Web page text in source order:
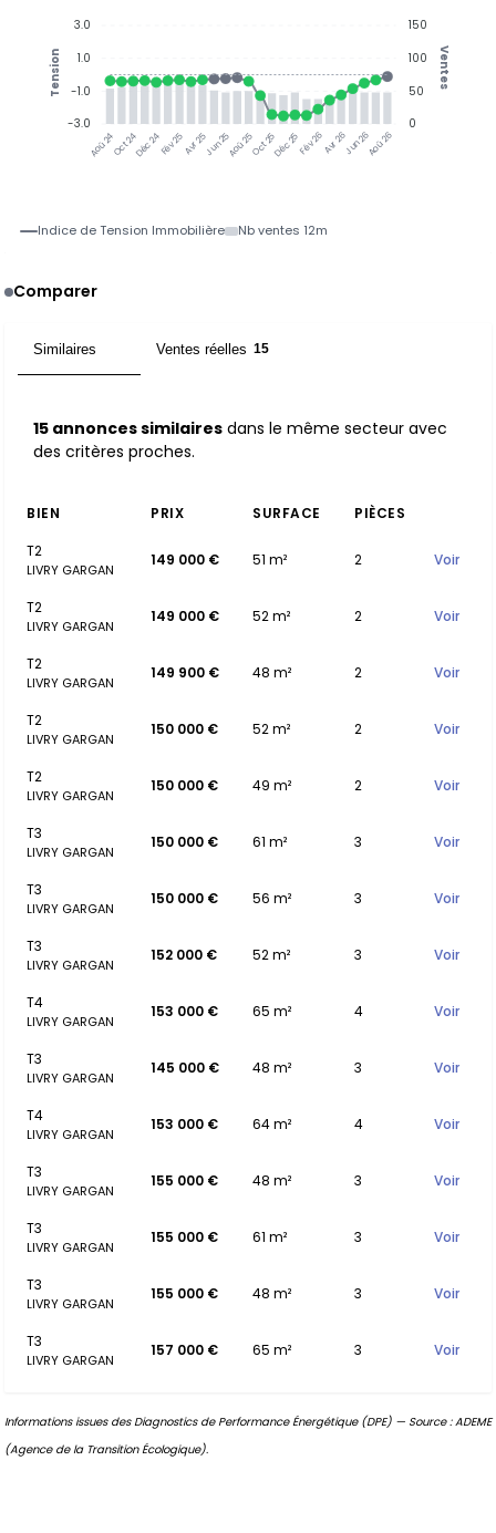
Aoû 24Oct 24Déc 24Fév 25Avr 25Jun 25Aoû 25Oct 25Déc 25Fév 26Avr 26Jun 26Aoû 26
150
100
50
0
Ventes
3.0
1.0
-1.0
-3.0
Tension
Indice de Tension Immobilière Nb ventes 12m
Comparer
Similaires Ventes réelles 15
15 annonces similaires dans le même secteur avec
des critères proches.
BIEN PRIX SURFACE
PIÈCES
T2
LIVRY GARGAN
149 000 € 51 m² 2 Voir
T2
LIVRY GARGAN
149 000 € 52 m² 2 Voir
T2
LIVRY GARGAN
149 900 € 48 m² 2 Voir
T2
LIVRY GARGAN
150 000 € 52 m² 2 Voir
T2
LIVRY GARGAN
150 000 € 49 m² 2 Voir
T3
LIVRY GARGAN
150 000 € 61 m² 3 Voir
T3
LIVRY GARGAN
150 000 € 56 m² 3 Voir
T3
LIVRY GARGAN
152 000 € 52 m² 3 Voir
T4
LIVRY GARGAN
153 000 € 65 m² 4 Voir
T3
LIVRY GARGAN
145 000 € 48 m² 3 Voir
T4
LIVRY GARGAN
153 000 € 64 m² 4 Voir
T3
LIVRY GARGAN
155 000 € 48 m² 3 Voir
T3
LIVRY GARGAN
155 000 € 61 m² 3 Voir
T3
LIVRY GARGAN
155 000 € 48 m² 3 Voir
T3
LIVRY GARGAN
157 000 € 65 m² 3 Voir
Informations issues des Diagnostics de Performance Énergétique (DPE) — Source : ADEME
(Agence de la Transition Écologique).